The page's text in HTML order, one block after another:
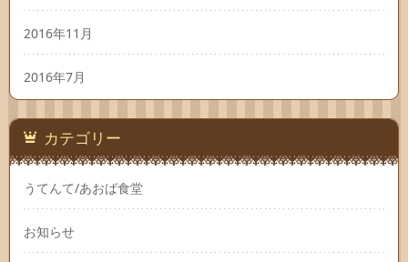
2016年11月
2016年7月
カテゴリー
うてんて/あおば食堂
お知らせ